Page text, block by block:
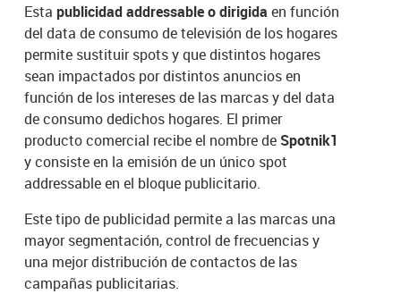
Estapublicidad addressable o dirigidaen función
del data de consumo de televisión de los hogares
permite sustituir spots y que distintos hogares
sean impactados por distintos anuncios en
función de los intereses de las marcas y del data
de consumo dedichos hogares. El primer
producto comercial recibe el nombre de Spotnik1
y consiste en la emisión de un único spot
addressable en el bloque publicitario.
Este tipo de publicidad permite a las marcas una
mayor segmentación, control de frecuencias y
una mejor distribución de contactos de las
campañas publicitarias.